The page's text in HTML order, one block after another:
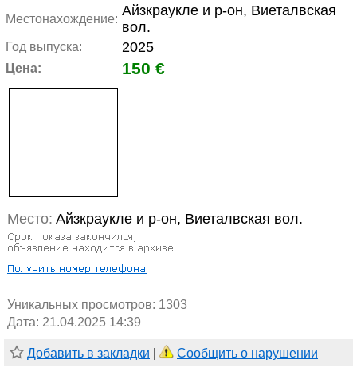
Местонахождение:
Айзкраукле и р-он, Виеталвская
вол.
Год выпуска: 2025
Цена: 150 €
Место: Айзкраукле и р-он, Виеталвская вол.
Уникальных просмотров: 1303
Дата: 21.04.2025 14:39
Добавить в закладки Сообщить о нарушении